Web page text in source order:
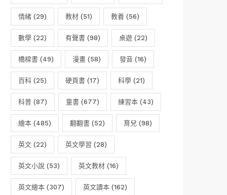
情緒 (29) 教材 (51) 教養 (56)
數學 (22) 有聲書 (98) 桌遊 (22)
橋樑書 (49) 漫畫 (58) 發音 (16)
百科 (25) 硬頁書 (17) 科學 (21)
科普 (87) 童書 (677) 練習本 (43)
繪本 (485) 翻翻書 (52) 育兒 (98)
英文 (22) 英文學習 (28)
英文小說 (53) 英文教材 (16)
英文繪本 (307) 英文讀本 (162)